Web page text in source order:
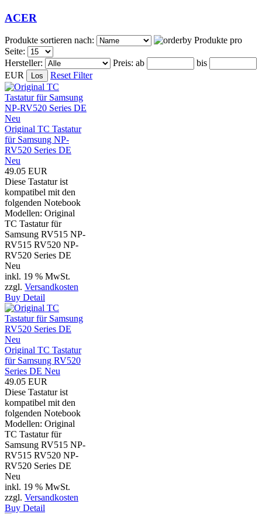
ACER
Produkte sortieren nach:
Produkte pro
Seite:
Hersteller:
Preis: ab
bis
EUR
Reset Filter
Original TC Tastatur
für Samsung NP-
RV520 Series DE
Neu
49.05 EUR
Diese Tastatur ist
kompatibel mit den
folgenden Notebook
Modellen: Original
TC Tastatur für
Samsung RV515 NP-
RV515 RV520 NP-
RV520 Series DE
Neu
inkl. 19 % MwSt.
zzgl. Versandkosten
Buy Detail
Original TC Tastatur
für Samsung RV520
Series DE Neu
49.05 EUR
Diese Tastatur ist
kompatibel mit den
folgenden Notebook
Modellen: Original
TC Tastatur für
Samsung RV515 NP-
RV515 RV520 NP-
RV520 Series DE
Neu
inkl. 19 % MwSt.
zzgl. Versandkosten
Buy Detail